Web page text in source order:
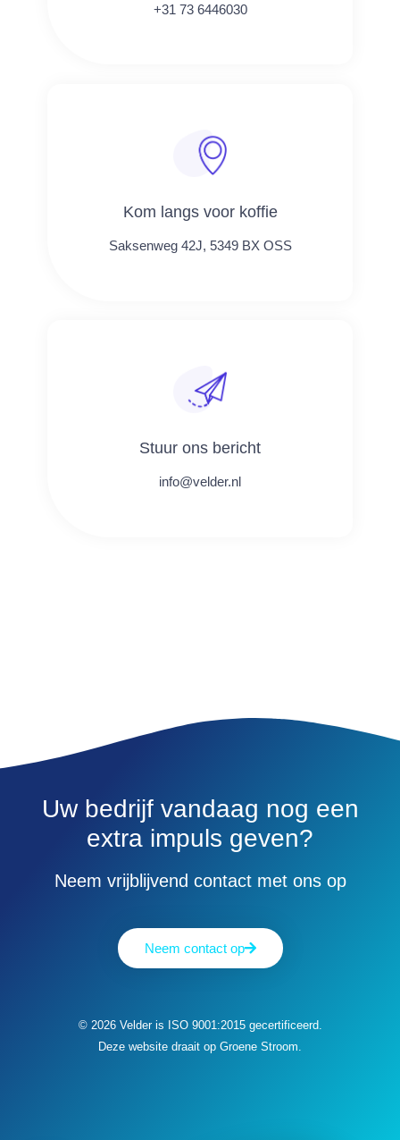
+31 73 6446030
Kom langs voor koffie
Saksenweg 42J, 5349 BX OSS
Stuur ons bericht
info@velder.nl
Uw bedrijf vandaag nog een
extra impuls geven?
Neem vrijblijvend contact met ons op​
Neem contact op
© 2026 Velder is ISO 9001:2015 gecertificeerd.
Deze website draait op Groene Stroom.